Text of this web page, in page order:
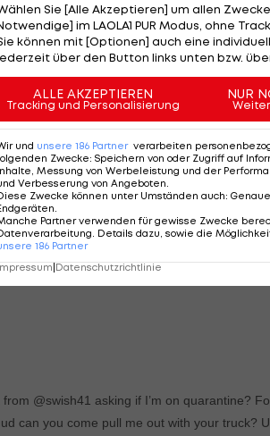
Sieh dir diesen Beitrag auf Instagram an
@swish41 asking if I’m on quarantine?
can you come pull me out with your truck? U
Sie [Alle Akzeptieren] um allen
im LAOLA1 PUR Modus, ohne
können mit [Optionen] auch eine
über den Button links unten bzw.
ALLE AKZEPTIEREN
Tracking und Personalisierung
NUR
und unsere 186 Partner verarbeiten
Zwecke: Speichern von oder Zugriff auf
Messung von Werbeleistung und der
Verbesserung von Angeboten
Zwecke können unter Umständen auch:
Partner verwenden für gewisse Zwecke
Details dazu, sowie die
186 Partner
|Datenschutzrichtlinie